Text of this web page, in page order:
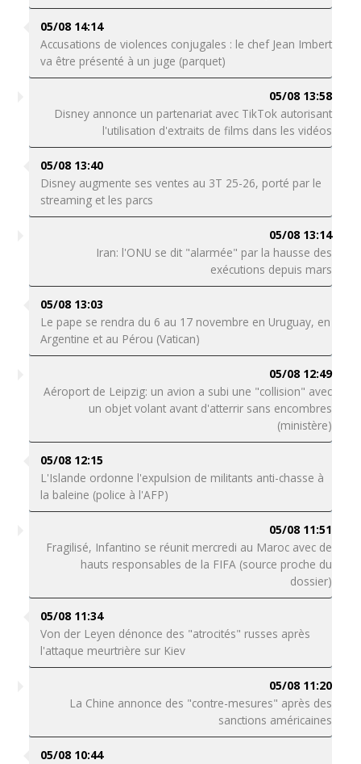
05/08 14:14
Accusations de violences conjugales : le chef Jean Imbert
va être présenté à un juge (parquet)
05/08 13:58
Disney annonce un partenariat avec TikTok autorisant
l'utilisation d'extraits de films dans les vidéos
05/08 13:40
Disney augmente ses ventes au 3T 25-26, porté par le
streaming et les parcs
05/08 13:14
Iran: l'ONU se dit "alarmée" par la hausse des
exécutions depuis mars
05/08 13:03
Le pape se rendra du 6 au 17 novembre en Uruguay, en
Argentine et au Pérou (Vatican)
05/08 12:49
Aéroport de Leipzig: un avion a subi une "collision" avec
un objet volant avant d'atterrir sans encombres
(ministère)
05/08 12:15
L'Islande ordonne l'expulsion de militants anti-chasse à
la baleine (police à l'AFP)
05/08 11:51
Fragilisé, Infantino se réunit mercredi au Maroc avec de
hauts responsables de la FIFA (source proche du
dossier)
05/08 11:34
Von der Leyen dénonce des "atrocités" russes après
l'attaque meurtrière sur Kiev
05/08 11:20
La Chine annonce des "contre-mesures" après des
sanctions américaines
05/08 10:44